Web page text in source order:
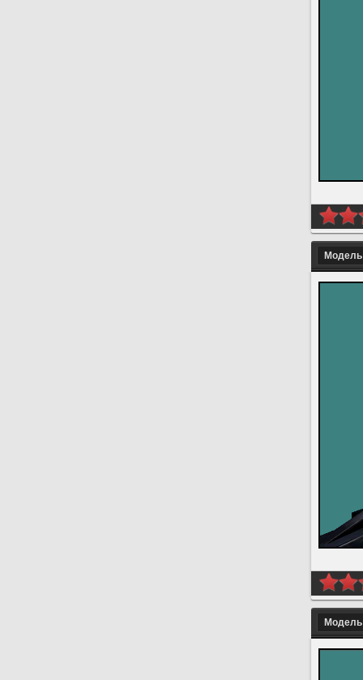
Модель
Модель